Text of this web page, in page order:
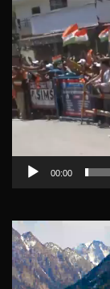
Video
Player
00:00
Video
Player